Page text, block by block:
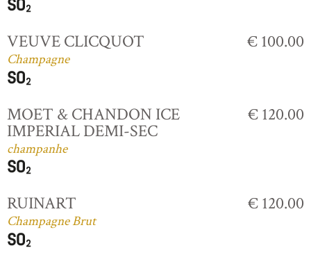
VEUVE CLICQUOT
Champagne
€ 100.00
MOET & CHANDON ICE
IMPERIAL DEMI-SEC
champanhe
€ 120.00
RUINART
Champagne Brut
€ 120.00